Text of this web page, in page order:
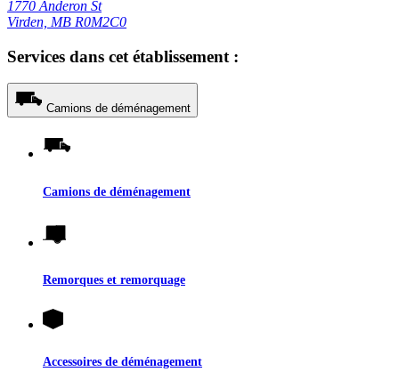
1770 Anderon St
Virden, MB R0M2C0
Services dans cet établissement :
Camions de déménagement
Camions de déménagement
Remorques et remorquage
Accessoires de déménagement